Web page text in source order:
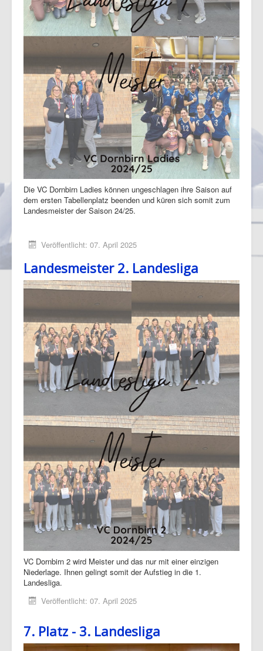
Die VC Dornbirn Ladies können ungeschlagen ihre Saison auf
dem ersten Tabellenplatz beenden und küren sich somit zum
Landesmeister der Saison 24/25.
Veröffentlicht: 07. April 2025
Landesmeister 2. Landesliga
VC Dornbirn 2 wird Meister und das nur mit einer einzigen
Niederlage. Ihnen gelingt somit der Aufstieg in die 1.
Landesliga.
Veröffentlicht: 07. April 2025
7. Platz - 3. Landesliga